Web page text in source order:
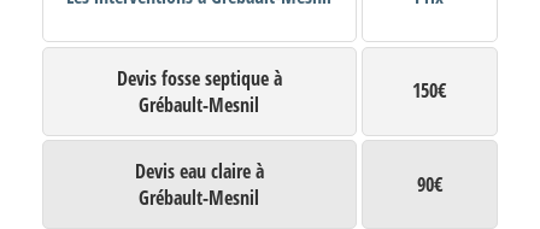
Devis fosse septique à
Grébault-Mesnil
150€
Devis eau claire à
Grébault-Mesnil
90€